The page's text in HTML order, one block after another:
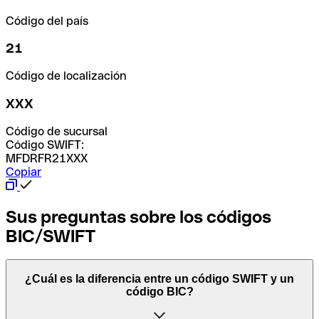
Código del país
21
Código de localización
XXX
Código de sucursal
Código SWIFT:
MFDRFR21XXX
Copiar
Sus preguntas sobre los códigos
BIC/SWIFT
¿Cuál es la diferencia entre un código SWIFT y un
código BIC?